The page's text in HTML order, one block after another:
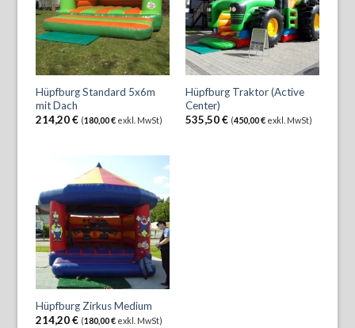
Hüpfburg Standard 5x6m
mit Dach
214,20€ (180,00€ exkl. MwSt)
Hüpfburg Traktor (Active
Center)
535,50€ (450,00€exkl. MwSt)
Hüpfburg Zirkus Medium
214,20€ (180,00€ exkl. MwSt)